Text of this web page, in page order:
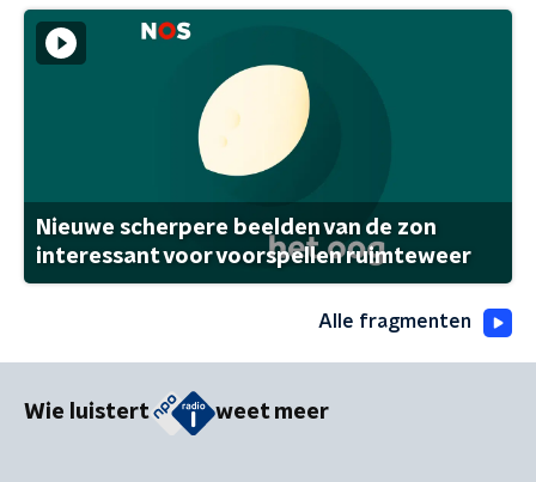
Nieuwe scherpere beelden van de zon
interessant voor voorspellen ruimteweer
Alle fragmenten
Wie luistert weet meer